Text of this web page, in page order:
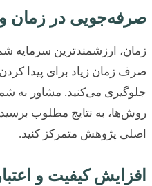
در زمان و
ارزشمندترین سرمایه
زمان زیاد برای پیدا کردن
می‌کنید. مشاور به شما
به نتایج مطلوب برسید و
پژوهش متمرکز کنید.
کیفیت و اعتبار